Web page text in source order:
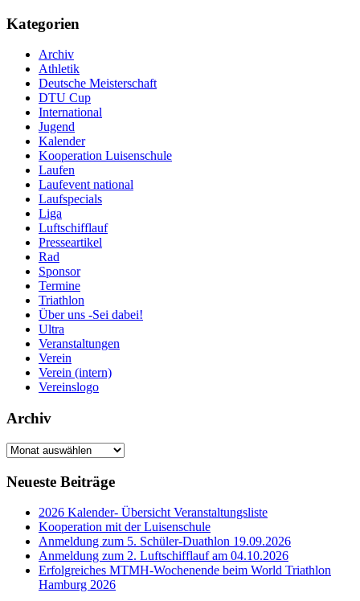
Kategorien
Archiv
Athletik
Deutsche Meisterschaft
DTU Cup
International
Jugend
Kalender
Kooperation Luisenschule
Laufen
Laufevent national
Laufspecials
Liga
Luftschifflauf
Presseartikel
Rad
Sponsor
Termine
Triathlon
Über uns -Sei dabei!
Ultra
Veranstaltungen
Verein
Verein (intern)
Vereinslogo
Archiv
Archiv
Neueste Beiträge
2026 Kalender- Übersicht Veranstaltungsliste
Kooperation mit der Luisenschule
Anmeldung zum 5. Schüler-Duathlon 19.09.2026
Anmeldung zum 2. Luftschifflauf am 04.10.2026
Erfolgreiches MTMH-Wochenende beim World Triathlon
Hamburg 2026